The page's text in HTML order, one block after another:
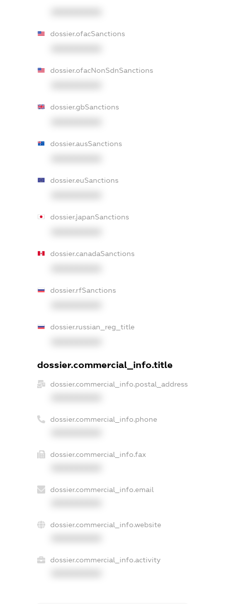
dossier.ofacSanctions
dossier.ofacNonSdnSanctions
dossier.gbSanctions
dossier.ausSanctions
dossier.euSanctions
dossier.japanSanctions
dossier.canadaSanctions
dossier.rfSanctions
dossier.russian_reg_title
dossier.commercial_info.title
dossier.commercial_info.postal_address
dossier.commercial_info.phone
dossier.commercial_info.fax
dossier.commercial_info.email
dossier.commercial_info.website
dossier.commercial_info.activity